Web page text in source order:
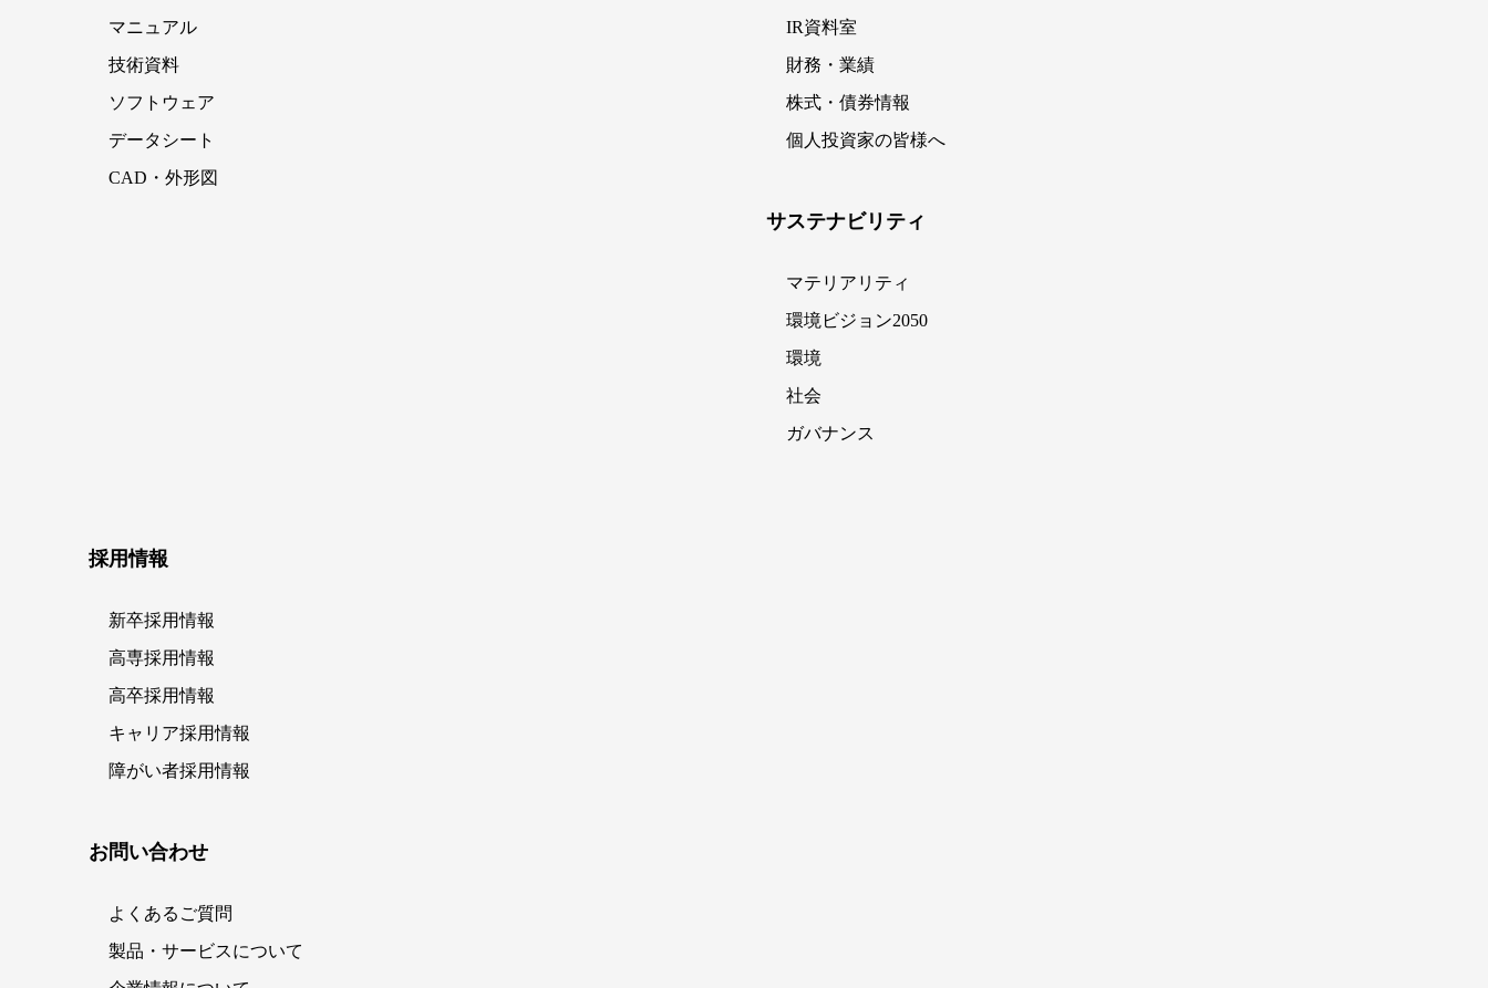
マニュアル
技術資料
ソフトウェア
データシート
CAD・外形図
IR資料室
財務・業績
株式・債券情報
個人投資家の皆様へ
サステナビリティ
マテリアリティ
環境ビジョン2050
環境
社会
ガバナンス
採用情報
新卒採用情報
高専採用情報
高卒採用情報
キャリア採用情報
障がい者採用情報
お問い合わせ
よくあるご質問
製品・サービスについて